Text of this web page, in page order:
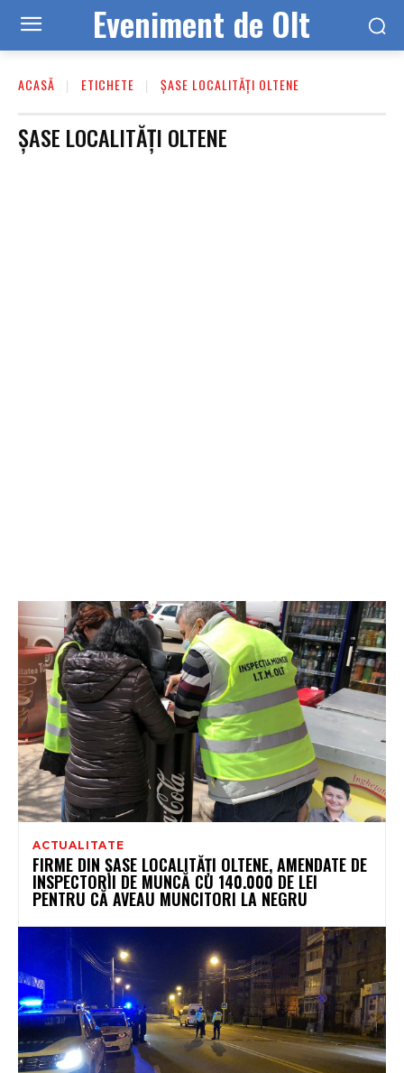
Eveniment de Olt
ACASĂ ETICHETE ȘASE LOCALITĂȚI OLTENE
ȘASE LOCALITĂȚI OLTENE
ACTUALITATE
FIRME DIN ȘASE LOCALITĂȚI OLTENE, AMENDATE DE
INSPECTORII DE MUNCĂ CU 140.000 DE LEI
PENTRU CĂ AVEAU MUNCITORI LA NEGRU